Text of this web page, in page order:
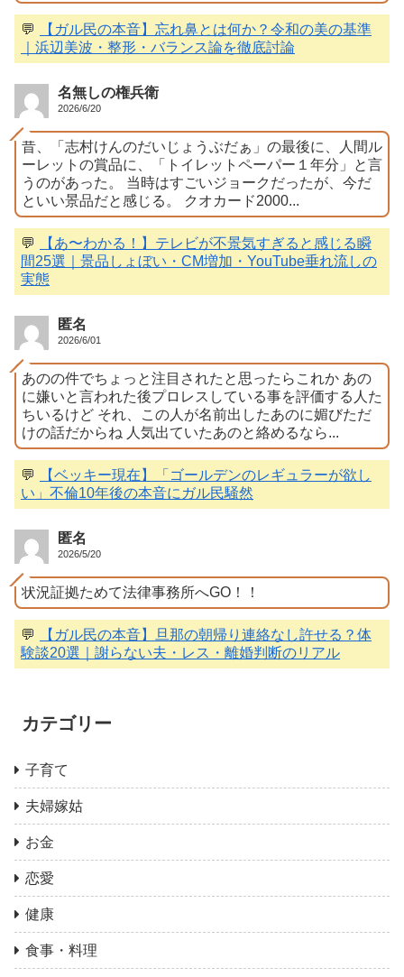
💬
【ガル民の本音】忘れ鼻とは何か？令和の美の基準
｜浜辺美波・整形・バランス論を徹底討論
名無しの権兵衛
2026/6/20
昔、「志村けんのだいじょうぶだぁ」の最後に、人間ル
ーレットの賞品に、「トイレットペーパー１年分」と言
うのがあった。 当時はすごいジョークだったが、今だ
といい景品だと感じる。 クオカード2000...
💬
【あ〜わかる！】テレビが不景気すぎると感じる瞬
間25選｜景品しょぼい・CM増加・YouTube垂れ流しの
実態
匿名
2026/6/01
あのの件でちょっと注目されたと思ったらこれか あの
に嫌いと言われた後プロレスしている事を評価する人た
ちいるけど それ、この人が名前出したあのに媚びただ
けの話だからね 人気出ていたあのと絡めるなら...
💬
【ベッキー現在】「ゴールデンのレギュラーが欲し
い」不倫10年後の本音にガル民騒然
匿名
2026/5/20
状況証拠ためて法律事務所へGO！！
💬
【ガル民の本音】旦那の朝帰り連絡なし許せる？体
験談20選｜謝らない夫・レス・離婚判断のリアル
カテゴリー
子育て
夫婦嫁姑
お金
恋愛
健康
食事・料理